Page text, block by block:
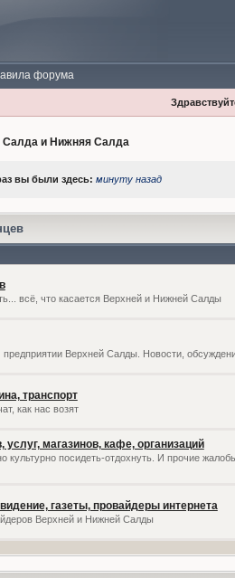
форума
и Нижняя Салда
вы были здесь: минуту назад
всё, что касается Верхней и Нижней Салды
Верхней Салды. Новости,
транспорт
как нас возят
магазинов, кафе, организаций
культурно посидеть-отдохнуть. И прочие
газеты, провайдеры интернета
Верхней и Нижней Салды